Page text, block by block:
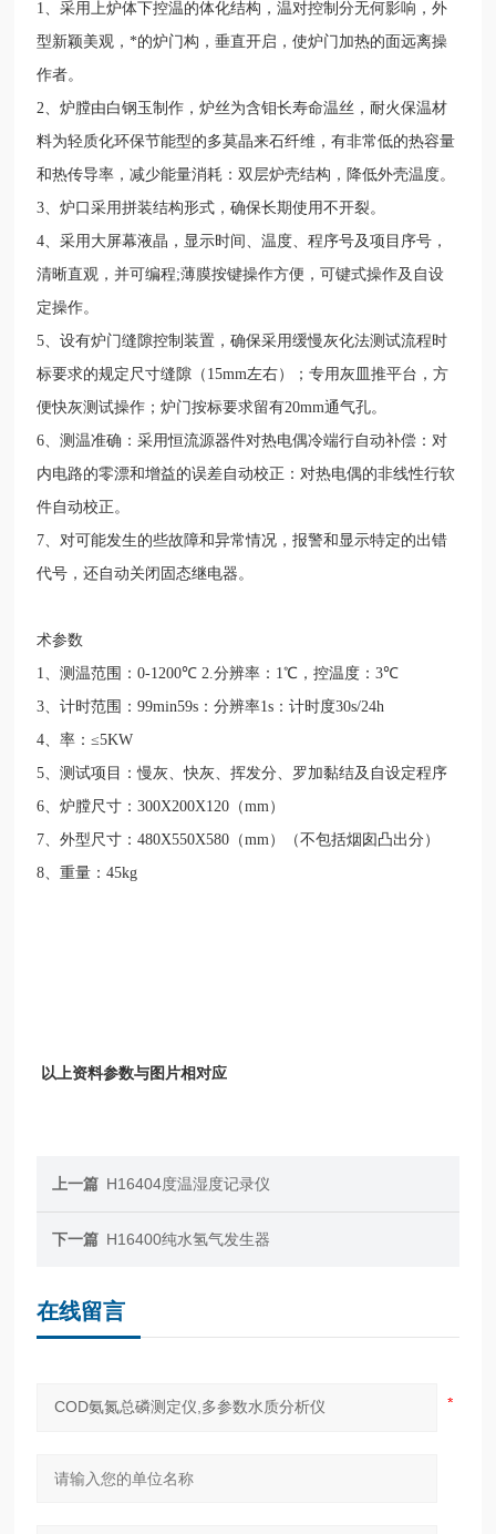
1
、采用上炉体下控温的体化结构，温对控制分无何影响，外
型新颖美观，*的炉门构，垂直开启，使炉门加热的面远离操
作者。
2 、炉膛由白钢玉制作，炉丝为含钼长寿命温丝，耐火保温材
料为轻质化环保节能型的多莫晶来石纤维，有非常低的热容量
和热传导率，减少能量消耗：双层炉壳结构，降低外壳温度。
3 、炉口采用拼装结构形式，确保长期使用不开裂。
4 、采用大屏幕液晶，显示时间、温度、程序号及项目序号，
清晰直观，并可编程;薄膜按键操作方便，可键式操作及自设
定操作。
5 、设有炉门缝隙控制装置，确保采用缓慢灰化法测试流程时
标要求的规定尺寸缝隙（ 15mm左右）；专用灰皿推平台，方
便快灰测试操作；炉门按标要求留有20mm通气孔。
6 、测温准确：采用恒流源器件对热电偶冷端行自动补偿：对
内电路的零漂和增益的误差自动校正：对热电偶的非线性行软
件自动校正。
7 、对可能发生的些故障和异常情况，报警和显示特定的出错
代号，还自动关闭固态继电器。
术参数
1
、测温范围：0-1200℃ 2.分辨率： 1℃，控温度：3℃
3 、计时范围：99min59s ：分辨率1s ：计时度30s/24h
4 、率：≤5KW
5 、测试项目：慢灰、快灰、挥发分、罗加黏结及自设定程序
6 、炉膛尺寸：300X200X120 （mm ）
7 、外型尺寸：480X550X580 （mm ）（不包括烟囱凸出分）
8 、重量：45kg
以上资料参数与图片相对应
上一篇 H16404度温湿度记录仪
下一篇 H16400纯水氢气发生器
在线留言